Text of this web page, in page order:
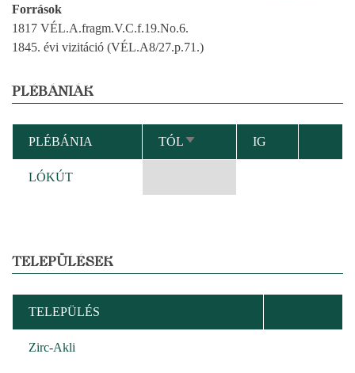
Források
1817 VÉL.A.fragm.V.C.f.19.No.6.
1845. évi vizitáció (VÉL.A8/27.p.71.)
PLÉBÁNIÁK
PLÉBÁNIA TÓLNÖVEKVŐ
RENDEZÉS
IG
LÓKÚT
TELEPÜLÉSEK
TELEPÜLÉS
Zirc-Akli